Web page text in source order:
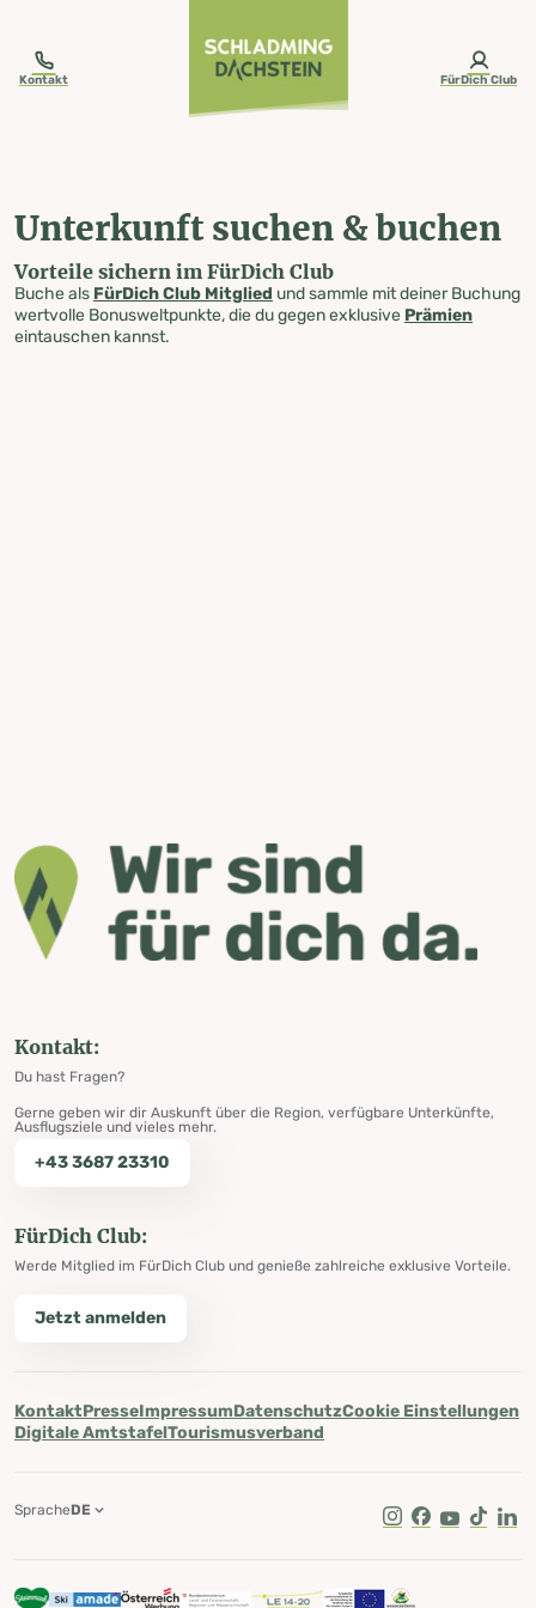
Kontakt FürDich Club
Unterkunft suchen & buchen
Vorteile sichern im FürDich Club
Buche als FürDich Club Mitglied und sammle mit deiner Buchung
wertvolle Bonusweltpunkte, die du gegen exklusive Prämien
eintauschen kannst.
Kontakt:
Du hast Fragen?
Gerne geben wir dir Auskunft über die Region, verfügbare Unterkünfte,
Ausflugsziele und vieles mehr.
+43 3687 23310
FürDich Club:
Werde Mitglied im FürDich Club und genieße zahlreiche exklusive Vorteile.
Jetzt anmelden
KontaktPresseImpressumDatenschutzCookie Einstellungen
Digitale AmtstafelTourismusverband
Instagram
Facebook
Youtube
Tik Tok
SpracheDE